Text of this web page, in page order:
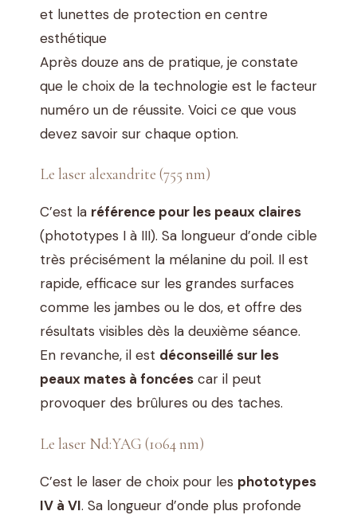
et lunettes de protection en centre
esthétique
Après douze ans de pratique, je constate
que le choix de la technologie est le facteur
numéro un de réussite. Voici ce que vous
devez savoir sur chaque option.
Le laser alexandrite (755 nm)
C’est la référence pour les peaux claires
(phototypes I à III). Sa longueur d’onde cible
très précisément la mélanine du poil. Il est
rapide, efficace sur les grandes surfaces
comme les jambes ou le dos, et offre des
résultats visibles dès la deuxième séance.
En revanche, il est déconseillé sur les
peaux mates à foncées car il peut
provoquer des brûlures ou des taches.
Le laser Nd:YAG (1064 nm)
C’est le laser de choix pour les phototypes
IV à VI. Sa longueur d’onde plus profonde